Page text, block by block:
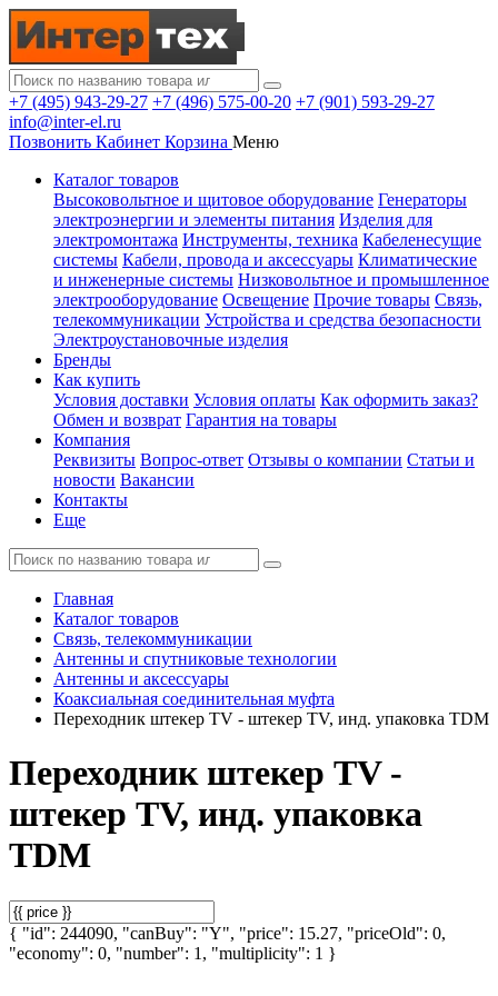
+7 (495) 943-29-27 +7 (496) 575-00-20 +7 (901) 593-29-27
info@inter-el.ru
Позвонить Кабинет Корзина Меню
Каталог товаров
Высоковольтное и щитовое оборудование Генераторы
электроэнергии и элементы питания Изделия для
электромонтажа Инструменты, техника Кабеленесущие
системы Кабели, провода и аксессуары Климатические
и инженерные системы Низковольтное и промышленное
электрооборудование Освещение Прочие товары Связь,
телекоммуникации Устройства и средства безопасности
Электроустановочные изделия
Бренды
Как купить
Условия доставки Условия оплаты Как оформить заказ?
Обмен и возврат Гарантия на товары
Компания
Реквизиты Вопрос-ответ Отзывы о компании Статьи и
новости Вакансии
Контакты
Еще
Главная
Каталог товаров
Связь, телекоммуникации
Антенны и спутниковые технологии
Антенны и аксессуары
Коаксиальная соединительная муфта
Переходник штекер TV - штекер TV, инд. упаковка TDM
Переходник штекер TV -
штекер TV, инд. упаковка
TDM
{ "id": 244090, "canBuy": "Y", "price": 15.27, "priceOld": 0,
"economy": 0, "number": 1, "multiplicity": 1 }